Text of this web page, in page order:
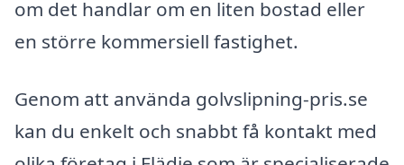
om det handlar om en liten bostad eller
en större kommersiell fastighet.
Genom att använda golvslipning-pris.se
kan du enkelt och snabbt få kontakt med